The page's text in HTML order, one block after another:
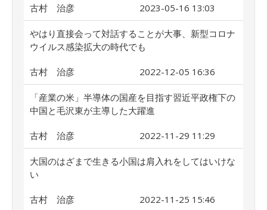
古村 治彦 2023-05-16 13:03
やはり直接会って対話することが大事、新型コロナ
ウイルス感染拡大の時代でも
古村 治彦 2022-12-05 16:36
「産業の米」半導体の国産を目指す習近平政権下の
中国と毛沢東が主導した大躍進
古村 治彦 2022-11-29 11:29
大国のはざまで生きる小国は肩入れをしてはいけな
い
古村 治彦 2022-11-25 15:46